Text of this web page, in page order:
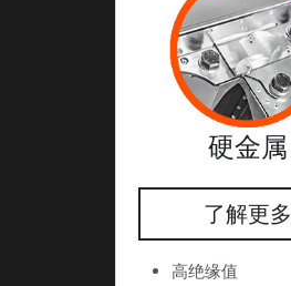
硬金属
了解更多
高绝缘值